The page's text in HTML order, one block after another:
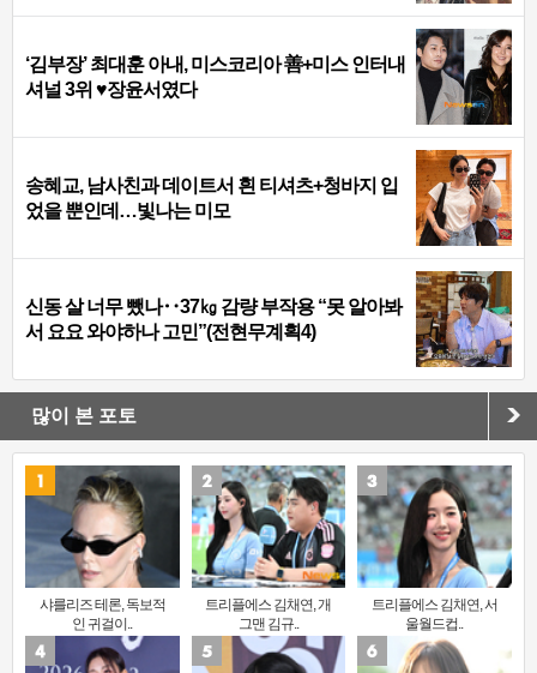
‘김부장’ 최대훈 아내, 미스코리아 善+미스 인터내
셔널 3위 ♥장윤서였다
송혜교, 남사친과 데이트서 흰 티셔츠+청바지 입
었을 뿐인데…빛나는 미모
신동 살 너무 뺐나‥37㎏ 감량 부작용 “못 알아봐
서 요요 와야하나 고민”(전현무계획4)
많이 본 포토
샤를리즈 테론, 독보적
인 귀걸이..
트리플에스 김채연, 개
그맨 김규..
트리플에스 김채연, 서
울월드컵..